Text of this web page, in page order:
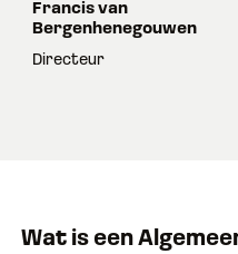
Francis van
Bergenhenegouwen
Directeur
Wat is een